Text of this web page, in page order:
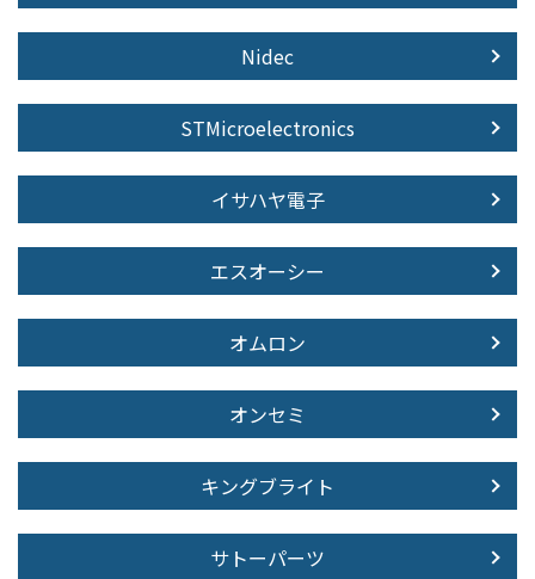
Nidec
STMicroelectronics
イサハヤ電子
エスオーシー
オムロン
オンセミ
キングブライト
サトーパーツ